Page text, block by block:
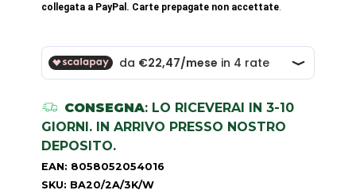
collegata a PayPal. Carte prepagate non accettate
CONSEGNA: LO RICEVERAI IN 3-10
GIORNI. IN ARRIVO PRESSO NOSTRO
DEPOSITO.
EAN: 8058052054016
SKU: BA20/2A/3K/W